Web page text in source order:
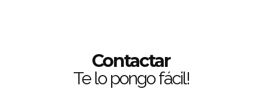
Contactar
Te lo pongo fácil!